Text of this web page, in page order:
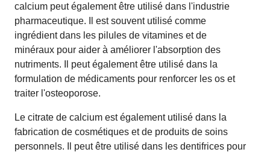
calcium peut également être utilisé dans l'industrie
pharmaceutique. Il est souvent utilisé comme
ingrédient dans les pilules de vitamines et de
minéraux pour aider à améliorer l'absorption des
nutriments. Il peut également être utilisé dans la
formulation de médicaments pour renforcer les os et
traiter l'osteoporose.
Le citrate de calcium est également utilisé dans la
fabrication de cosmétiques et de produits de soins
personnels. Il peut être utilisé dans les dentifrices pour